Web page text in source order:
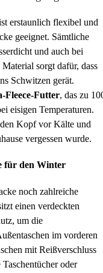
erstaunlich flexibel und
geeignet. Sämtliche
und auch bei
sorgt dafür, dass
Schwitzen gerät.
Fleece-Futter, das zu
eisigen Temperaturen.
Kopf vor Kälte und
vergessen wurde.
für den Winter
noch zahlreiche
einen verdeckten
um die
im vorderen
mit Reißverschluss
oder